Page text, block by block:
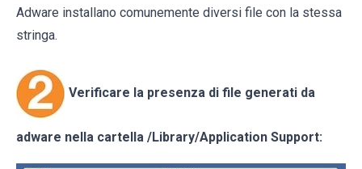
Adware installano comunemente diversi file con la stessa
stringa.
Verificare la presenza di file generati da
adware nella cartella /Library/Application Support: